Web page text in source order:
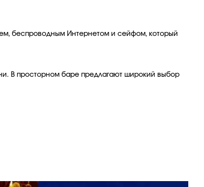
беспроводным Интернетом и сейфом, который
В просторном баре предлагают широкий выбор